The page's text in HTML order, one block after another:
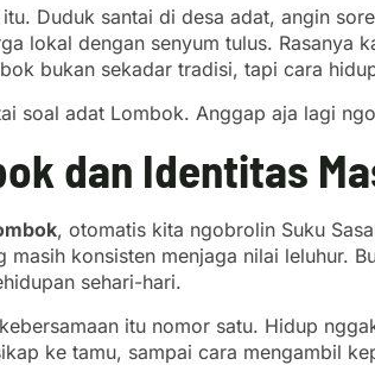
Duduk santai di desa adat, angin
lokal dengan senyum tulus. Rasanya
bukan sekadar tradisi, tapi cara
soal adat Lombok. Anggap aja lagi
dan Identitas
, otomatis kita ngobrolin Suku
masih konsisten menjaga nilai leluhur.
sehari-hari.
itu nomor satu. Hidup
ke tamu, sampai cara mengambil